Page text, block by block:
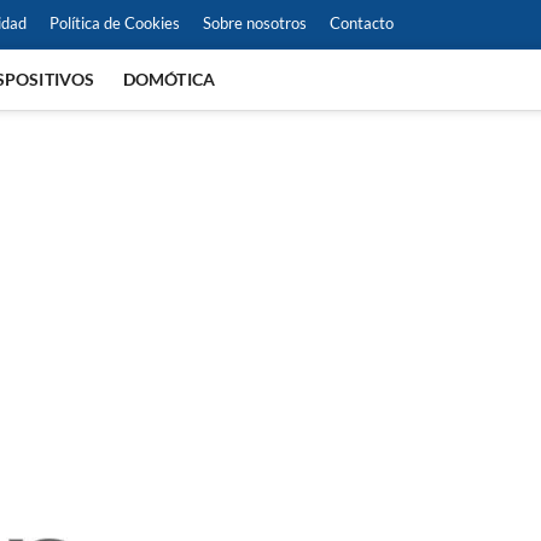
Política de Cookies Sobre nosotros Contacto
DOMÓTICA